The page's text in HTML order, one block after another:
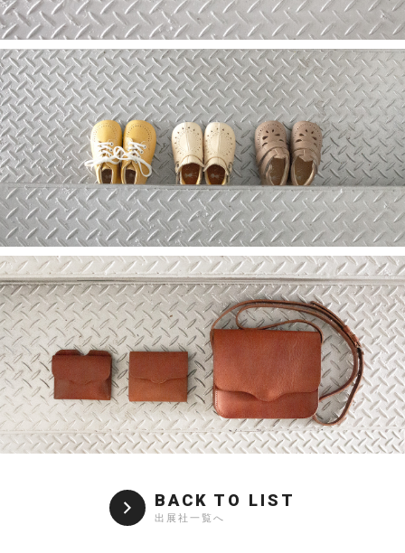
BACK TO LIST
出展社一覧へ